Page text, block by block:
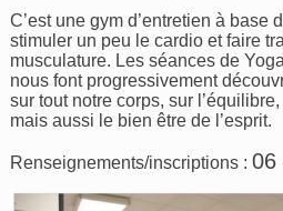
C’est une gym d’entretien à base
stimuler un peu le cardio et faire
musculature. Les séances de
nous font progressivement
sur tout notre corps, sur
mais aussi le bien être de l’esprit.
Renseignements/inscriptions :06